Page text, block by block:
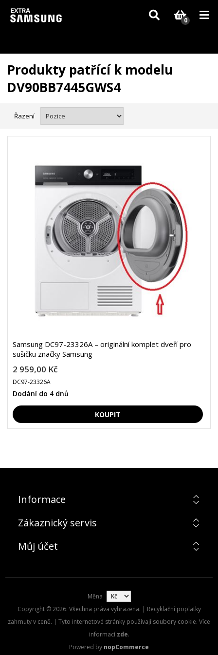
Vzhledem k aktuální situaci se může dodání dílů, které nejsou skladem,
zpozdit. Děkujeme za pochopení.
0
Produkty patřící k modelu
DV90BB7445GWS4
Řazení
Samsung DC97-23326A – originální komplet dveří pro
sušičku značky Samsung
2 959,00 Kč
DC97-23326A
Dodání do 4 dnů
Informace
Zákaznický servis
Můj účet
Měna
Copyright © 2026. Všechna práva vyhrazena. | Recyklační poplatky
zahrnuty v ceně. | Tyto internetové stránky používají soubory cookie. Více
informací zde.
Powered by nopCommerce